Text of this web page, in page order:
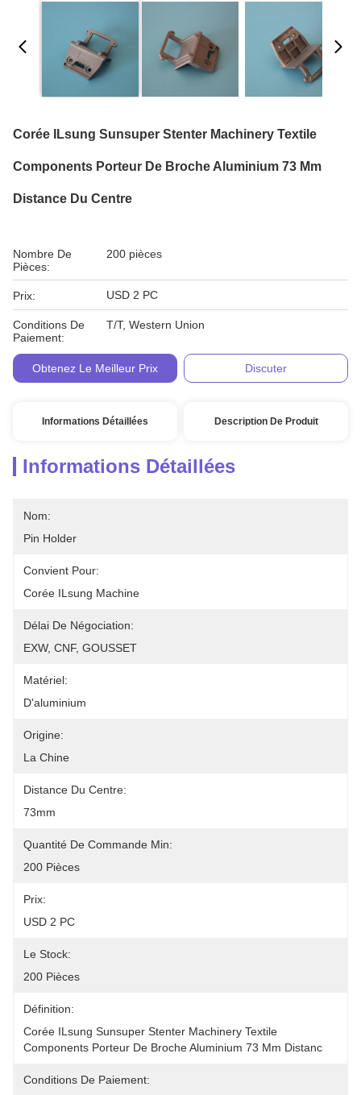
Corée ILsung Sunsuper Stenter Machinery Textile
Components Porteur De Broche Aluminium 73 Mm
Distance Du Centre
Nombre De
Pièces:
200 pièces
Prix: USD 2 PC
Conditions De
Paiement:
T/T, Western Union
Obtenez Le Meilleur Prix Discuter
Informations Détaillées Description De Produit
Informations Détaillées
Nom:
Pin Holder
Convient Pour:
Corée ILsung Machine
Délai De Négociation:
EXW, CNF, GOUSSET
Matériel:
D'aluminium
Origine:
La Chine
Distance Du Centre:
73mm
Quantité De Commande Min:
200 Pièces
Prix:
USD 2 PC
Le Stock:
200 Pièces
Définition:
Corée ILsung Sunsuper Stenter Machinery Textile
Components Porteur De Broche Aluminium 73 Mm Distanc
Conditions De Paiement: